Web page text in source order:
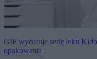
GIF wycofuje serię leku
opakowania